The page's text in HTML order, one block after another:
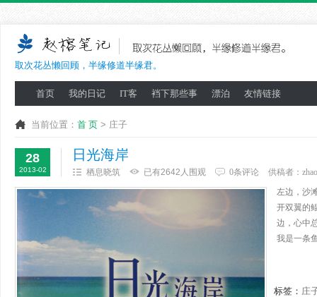
取次花丛懒回顾，半缘修道半缘君。
首页 我的日记 IT客 裆下那些事 漂泊 友情链接
当前位置： 首 页 > 庄子
28
2013-02
日光海岸
栖息晓筑 已有2642人围观 0条评论 供稿者：
左边，沙
开双翼的
边，心中
我是一条
标签： 庄